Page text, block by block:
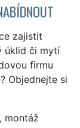
zajistit
úklid či mytí
firmu
Objednejte si
montáž